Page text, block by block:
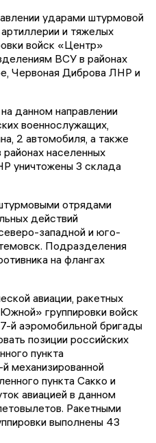
ударами штурмовой
и тяжелых
войск «Центр»
ВСУ в районах
Червоная Диброва ЛНР и
данном направлении
военнослужащих,
2 автомобиля, а также
населенных
уничтожены 3 склада
отрядами
действий
западной и юго-
Подразделения
на флангах
авиации, ракетных
группировки войск
й аэромобильной бригады
позиции российских
пункта
механизированной
пункта Сакко и
авиацией в данном
Ракетными
выполнены 43